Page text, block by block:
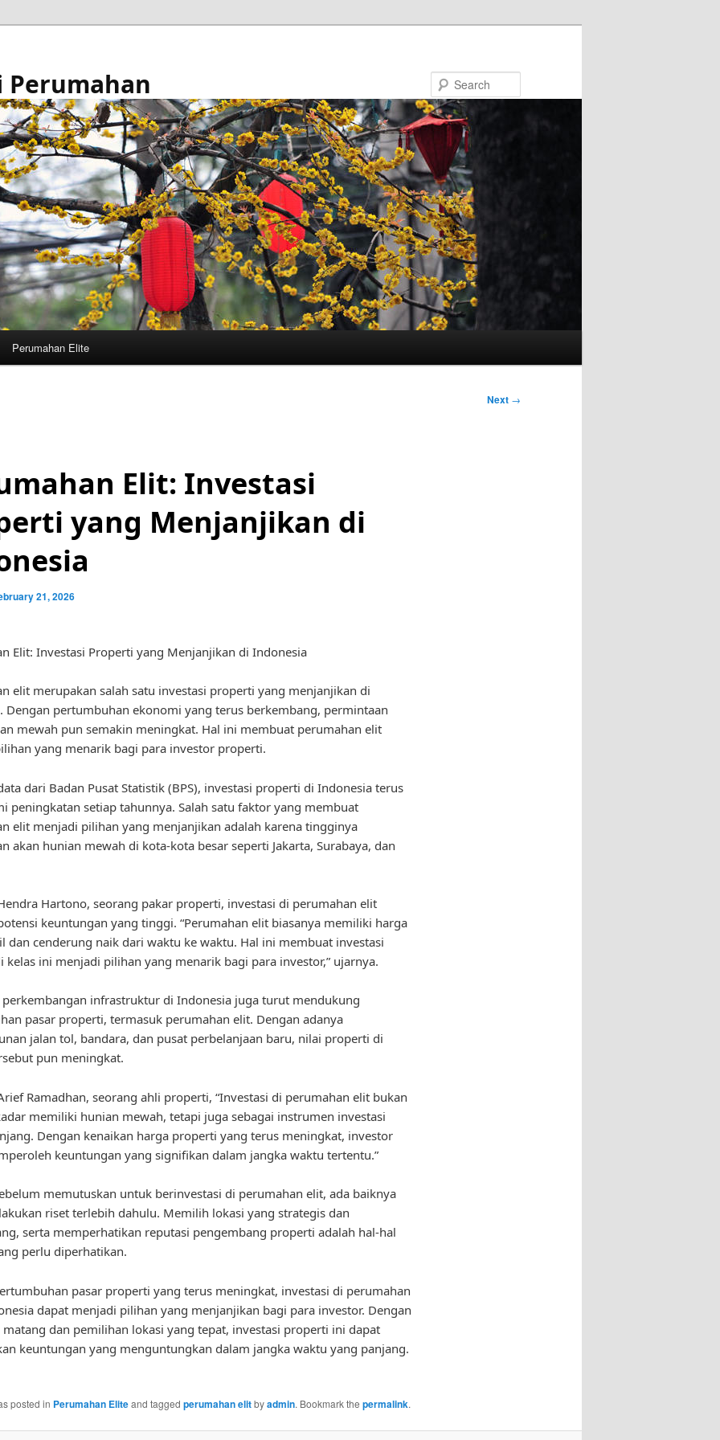
Perumahan
Perumahan Elite
Next →
Elit: Investasi
yang Menjanjikan di
21, 2026
Elit: Investasi Properti yang Menjanjikan di Indonesia
elit merupakan salah satu investasi properti yang menjanjikan di
Dengan pertumbuhan ekonomi yang terus berkembang, permintaan
mewah pun semakin meningkat. Hal ini membuat perumahan elit
yang menarik bagi para investor properti.
dari Badan Pusat Statistik (BPS), investasi properti di Indonesia terus
peningkatan setiap tahunnya. Salah satu faktor yang membuat
elit menjadi pilihan yang menjanjikan adalah karena tingginya
akan hunian mewah di kota-kota besar seperti Jakarta, Surabaya, dan
Hartono, seorang pakar properti, investasi di perumahan elit
keuntungan yang tinggi. “Perumahan elit biasanya memiliki harga
dan cenderung naik dari waktu ke waktu. Hal ini membuat investasi
kelas ini menjadi pilihan yang menarik bagi para investor,” ujarnya.
perkembangan infrastruktur di Indonesia juga turut mendukung
pasar properti, termasuk perumahan elit. Dengan adanya
jalan tol, bandara, dan pusat perbelanjaan baru, nilai properti di
pun meningkat.
Ramadhan, seorang ahli properti, “Investasi di perumahan elit bukan
memiliki hunian mewah, tetapi juga sebagai instrumen investasi
Dengan kenaikan harga properti yang terus meningkat, investor
keuntungan yang signifikan dalam jangka waktu tertentu.”
memutuskan untuk berinvestasi di perumahan elit, ada baiknya
riset terlebih dahulu. Memilih lokasi yang strategis dan
serta memperhatikan reputasi pengembang properti adalah hal-hal
perlu diperhatikan.
pasar properti yang terus meningkat, investasi di perumahan
dapat menjadi pilihan yang menjanjikan bagi para investor. Dengan
matang dan pemilihan lokasi yang tepat, investasi properti ini dapat
keuntungan yang menguntungkan dalam jangka waktu yang panjang.
posted in Perumahan Eliteand tagged perumahan elitbyadmin. Bookmark the permalink.